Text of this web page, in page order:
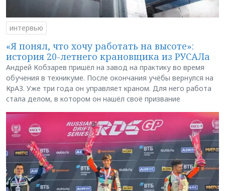
интервью
«Я понял, что хочу работать на высоте»:
история 20-летнего крановщика из РУСАЛа
Андрей Кобзарев пришёл на завод на практику во время
обучения в техникуме. После окончания учёбы вернулся на
КрАЗ. Уже три года он управляет краном. Для него работа
стала делом, в котором он нашёл своё призвание